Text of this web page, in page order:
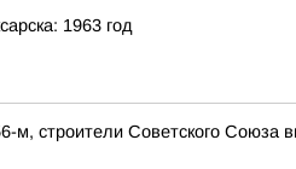
1963 год
м, строители Советского Союза